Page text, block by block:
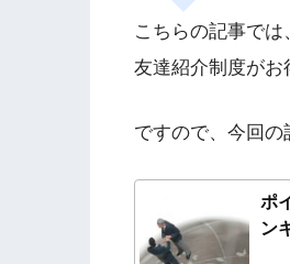
こちらの記事で
友達紹介制度がお
ですので、今回の
ポ
ン